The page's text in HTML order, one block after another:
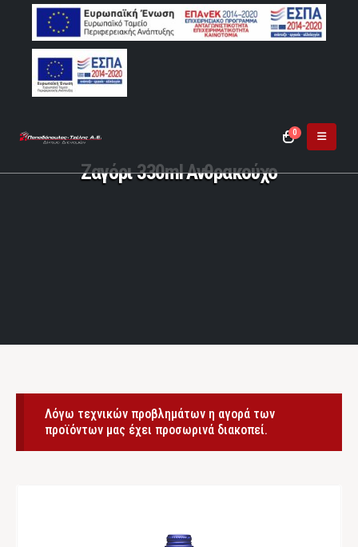
0
Ζαγόρι 330ml Ανθρακούχο
Λόγω τεχνικών προβλημάτων η αγορά των
προϊόντων μας έχει προσωρινά διακοπεί.